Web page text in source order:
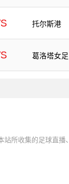
托尔斯港
葛洛塔女足
所收集的足球直